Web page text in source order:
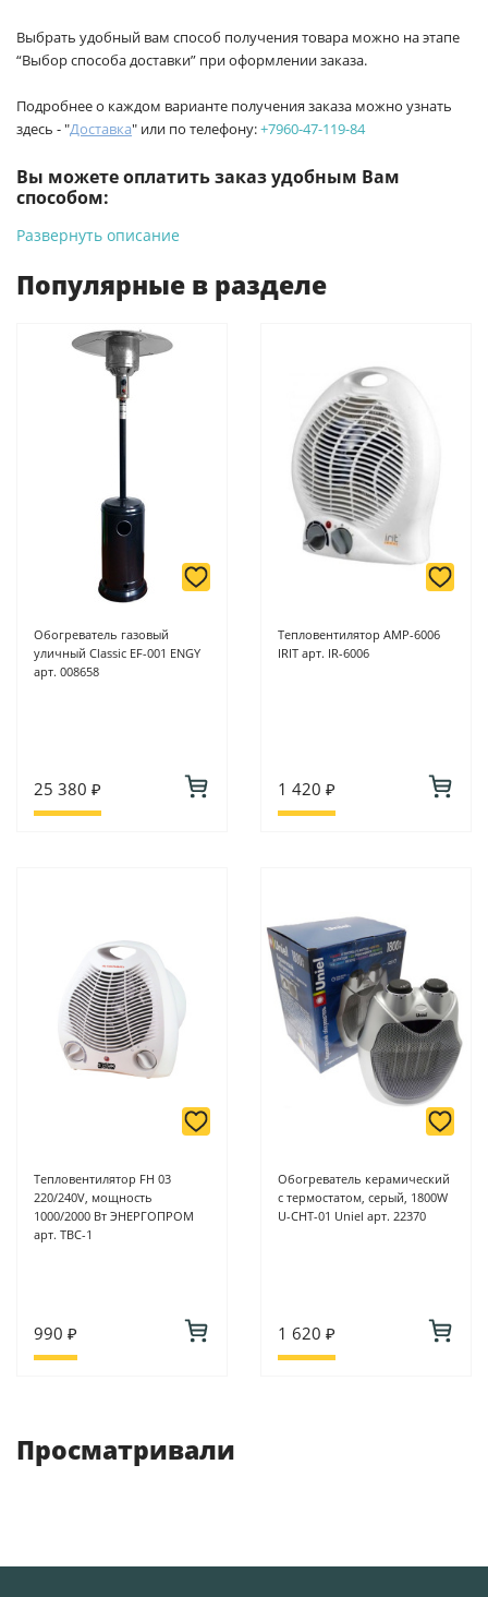
Выбрать удобный вам способ получения товара можно на этапе
“Выбор способа доставки” при оформлении заказа.
Подробнее о каждом варианте получения заказа можно узнать
здесь - "Доставка" или по телефону:+7960-47-119-84
Вы можете оплатить заказ удобным Вам
способом:
-Банковской картой на сайте ProffЭлектро. Данный вид
магазинах ProffЭлектро по адресу Геленджикский проспект,
6/2 (база КПП)или по адресу ул. Новороссийская 161И.
Для юридических лиц: переводом на расчетный счет при
онлайн оплате заказа на сайте.
Подробнее о способах оплаты можно узнать здесь - "Оплата"
Развернуть описание
Популярные в разделе
Обогреватель газовый
уличный Classic EF-001 ENGY
арт. 008658
25 380 ₽
Тепловентилятор АМР-6006
IRIT арт. IR-6006
1 420 ₽
Тепловентилятор FH 03
220/240V, мощность
1000/2000 Вт ЭНЕРГОПРОМ
арт. ТВС-1
990 ₽
Обогреватель керамический
с термостатом, серый, 1800W
U-CHT-01 Uniel арт. 22370
1 620 ₽
Просматривали